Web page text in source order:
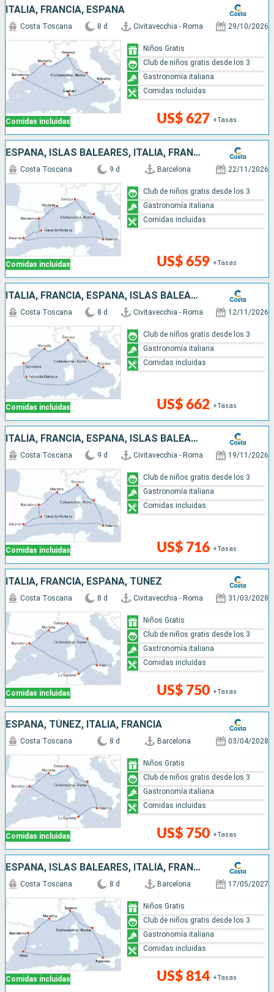
ITALIA, FRANCIA, ESPAÑA
Comidas incluidas
Costa Toscana 8 d Civitavecchia - Roma 29/10/2026
US$ 627 +Tasas
Niños Gratis
Club de niños gratis desde los 3
Gastronomía italiana
Comidas incluidas
ESPAÑA, ISLAS BALEARES, ITALIA, FRANCIA
Comidas incluidas
Costa Toscana 9 d Barcelona 22/11/2026
US$ 659 +Tasas
Club de niños gratis desde los 3
Gastronomía italiana
Comidas incluidas
ITALIA, FRANCIA, ESPAÑA, ISLAS BALEARES
Comidas incluidas
Costa Toscana 8 d Civitavecchia - Roma 12/11/2026
US$ 662 +Tasas
Club de niños gratis desde los 3
Gastronomía italiana
Comidas incluidas
ITALIA, FRANCIA, ESPAÑA, ISLAS BALEARES
Comidas incluidas
Costa Toscana 9 d Civitavecchia - Roma 19/11/2026
US$ 716 +Tasas
Club de niños gratis desde los 3
Gastronomía italiana
Comidas incluidas
ITALIA, FRANCIA, ESPAÑA, TÚNEZ
Comidas incluidas
Costa Toscana 8 d Civitavecchia - Roma 31/03/2028
US$ 750 +Tasas
Niños Gratis
Club de niños gratis desde los 3
Gastronomía italiana
Comidas incluidas
ESPAÑA, TÚNEZ, ITALIA, FRANCIA
Comidas incluidas
Costa Toscana 8 d Barcelona 03/04/2028
US$ 750 +Tasas
Niños Gratis
Club de niños gratis desde los 3
Gastronomía italiana
Comidas incluidas
ESPAÑA, ISLAS BALEARES, ITALIA, FRANCIA
Comidas incluidas
Costa Toscana 8 d Barcelona 17/05/2027
US$ 814 +Tasas
Niños Gratis
Club de niños gratis desde los 3
Gastronomía italiana
Comidas incluidas